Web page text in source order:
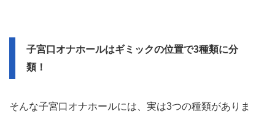
子宮口オナホールはギミックの位置で3種類に分
類！
そんな子宮口オナホールには、実は3つの種類がありま